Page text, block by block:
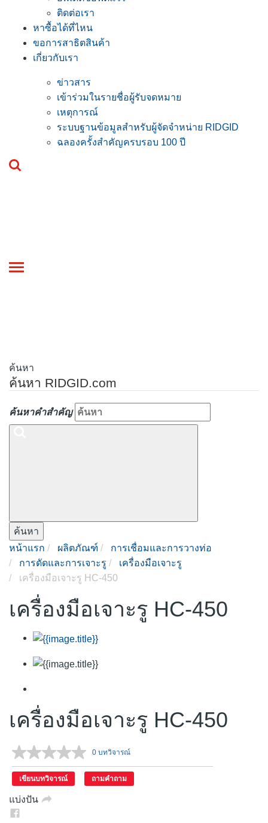
ติดต่อเรา
หาซื้อได้ที่ไหน
ขอการสาธิตสินค้า
เกี่ยวกับเรา
ข่าวสาร
เข้าร่วมในรายชื่อผู้รับจดหมาย
เหตุการณ์
ระบบฐานข้อมูลสำหรับผู้จัดจำหน่าย RIDGID
ฉลองครั้งสำคัญครบรอบ 100 ปี
Toggle
ค้นหา
ค้นหา RIDGID.com
ค้นหาคำสำคัญ
ค้นหา
หน้าแรก
ผลิตภัณฑ์
การเชื่อมและการวางท่อ
การดัดและการเจาะรู
เครื่องมือเจาะรู
เครื่องมือเจาะรู HC-450
เครื่องมือเจาะรู HC-450
เครื่องมือเจาะรู HC-450
ไม่มี
ค่า
คะแนน.
ลิงก์
0 บทวิจารณ์
เขียนบทวิจารณ์ ถามคำถาม
แบ่งปัน